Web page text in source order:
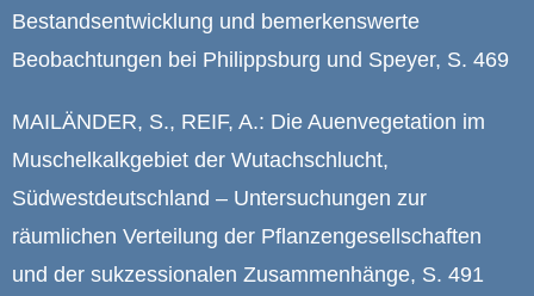
Bestandsentwicklung und bemerkenswerte
Beobachtungen bei Philippsburg und Speyer, S. 469
MAILÄNDER, S., REIF, A.: Die Auenvegetation im
Muschelkalkgebiet der Wutachschlucht,
Südwestdeutschland – Untersuchungen zur
räumlichen Verteilung der Pflanzengesellschaften
und der sukzessionalen Zusammenhänge, S. 491